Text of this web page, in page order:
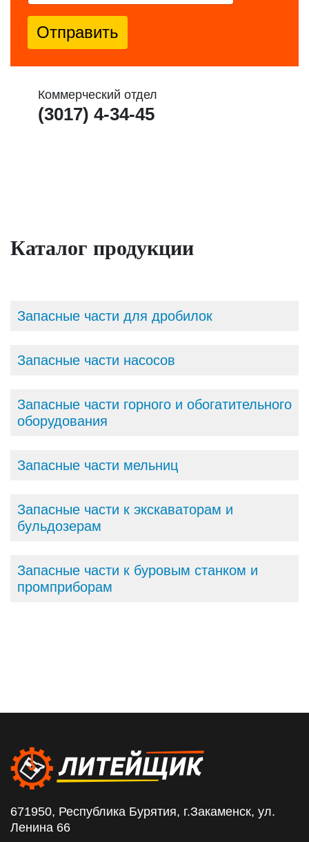
Отправить
Коммерческий отдел
(3017) 4-34-45
Каталог продукции
Запасные части для дробилок
Запасные части насосов
Запасные части горного и обогатительного
оборудования
Запасные части мельниц
Запасные части к экскаваторам и
бульдозерам
Запасные части к буровым станком и
промприборам
671950, Республика Бурятия, г.Закаменск, ул.
Ленина 66